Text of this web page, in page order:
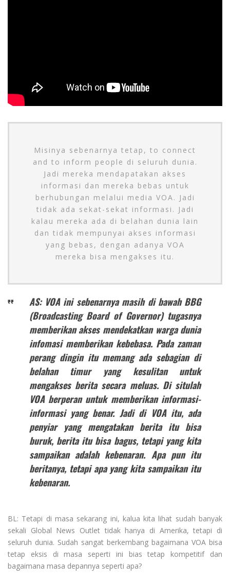
Misinya sebenarnya tetap, to connect
and to inform people di seluruh dunia.
Jadi mereka mendapatakan akses
informasi dan mereka bebas untuk
berhubungan melalui media VOA. Jadi
tidak ada sekat-sekat informasi. Jadi
kalau mereka ada di belahan dunia lain
dan tidak mempunyai akses informasi
yang bebas, dengan adanya VOA
mereka bisa mengakses itu.
AS: VOA ini sebenarnya masih di bawah BBG
(Broadcasting Board of Governor) tugasnya
memberikan akses mendekatkan warga dunia
infomasi memberikan kebebasa. Pada zaman
perang dingin itu memang ada sebagian di
belahan timur yang kesulitan untuk
mengakses berita secara meluas. Di situlah
VOA berperan untuk memberikan informasi-
informasi yang benar. Jadi di VOA itu, ada
penyiar yang mengatakan berita itu bisa
buruk, berita itu bisa bagus, tetapi yang kita
sampaikan adalah kebenaran. Apa pun itu
beritanya, tetapi apa yang kita sampaikan itu
kebenaran.
BL: Tetapi di masa sekarang ini, kalua kita lihat sudah banyak
sekali Global News Outlet tidak hanya di Amerika, tetapi di
seluruh dunia. Sudah sangat berkembang bagaimana VOA bisa
tetap eksis di masa seperti ini bias tetap kompetitif dan
bagaimana masa depannya seperti apa?